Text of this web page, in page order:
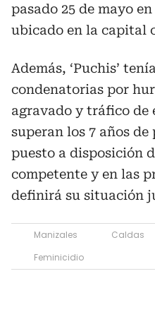
pasado 25 de mayo
ubicado en la capital
Además, ‘Puchis’
condenatorias por
agravado y tráfico de
superan los 7 años
puesto a disposición
competente y en las
definirá su situación
Manizales Caldas
Feminicidio